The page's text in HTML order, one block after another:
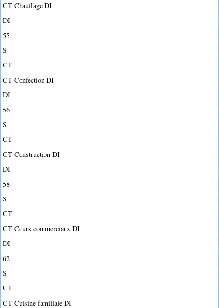
CT Chauffage DI
DI
55
S
CT
CT Confection DI
DI
56
S
CT
CT Construction DI
DI
58
S
CT
CT Cours commerciaux DI
DI
62
S
CT
CT Cuisine familiale DI